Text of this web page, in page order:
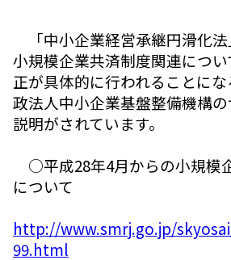
「中小企業経営承継円滑化法
小規模企業共済制度関連につ
正が具体的に行われることに
政法人中小企業基盤整備機構の
説明がされています。
○平成28年4月からの小規模
について
http://www.smrj.go.jp/
99.html